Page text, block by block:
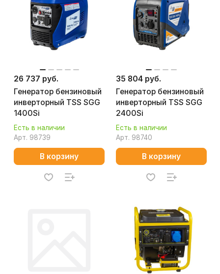
26 737 руб.
Генератор бензиновый
инверторный TSS SGG
1400Si
Есть в наличии
Арт. 98739
В корзину
35 804 руб.
Генератор бензиновый
инверторный TSS SGG
2400Si
Есть в наличии
Арт. 98740
В корзину